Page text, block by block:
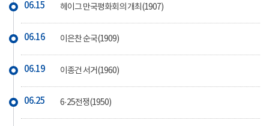
06.15 헤이그 만국평화회의 개최(1907)
06.16 이은찬 순국(1909)
06.19 이종건 서거(1960)
06.25 6·25전쟁(1950)